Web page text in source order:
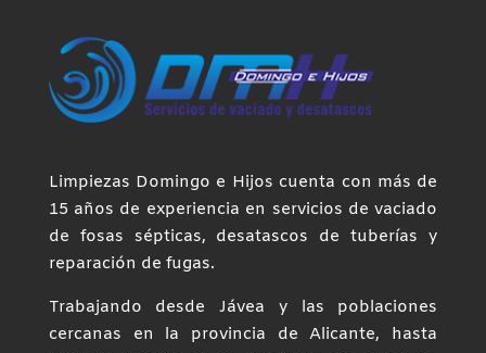
Limpiezas Domingo e Hijos cuenta con más de
15 años de experiencia en servicios de vaciado
de fosas sépticas, desatascos de tuberías y
reparación de fugas.
Trabajando desde Jávea y las poblaciones
cercanas en la provincia de Alicante, hasta